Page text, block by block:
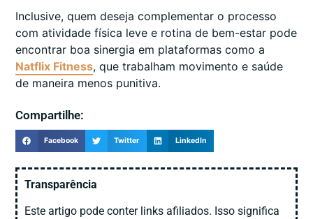
Inclusive, quem deseja complementar o processo
com atividade física leve e rotina de bem-estar pode
encontrar boa sinergia em plataformas como a
Natflix Fitness, que trabalham movimento e saúde
de maneira menos punitiva.
Compartilhe:
Facebook Twitter LinkedIn
Transparência
Este artigo pode conter links afiliados. Isso significa